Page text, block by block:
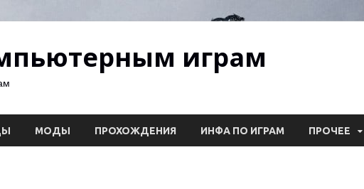
играм
МОДЫ ПРОХОЖДЕНИЯ ИНФА ПО ИГРАМ ПРОЧЕЕ